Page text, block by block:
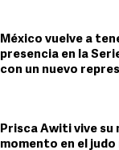
México vuelve a
presencia en la
con un nuevo
Prisca Awiti vive su
momento en el judo